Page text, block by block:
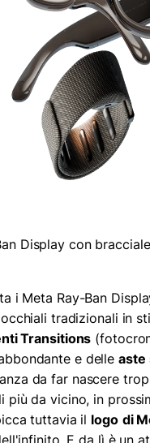
Display con
i Meta Ray-Ban
tradizionali in
Transitions
e delleaste
da far nascere
più da vicino, in
tuttavia il logo di
E da lì è un